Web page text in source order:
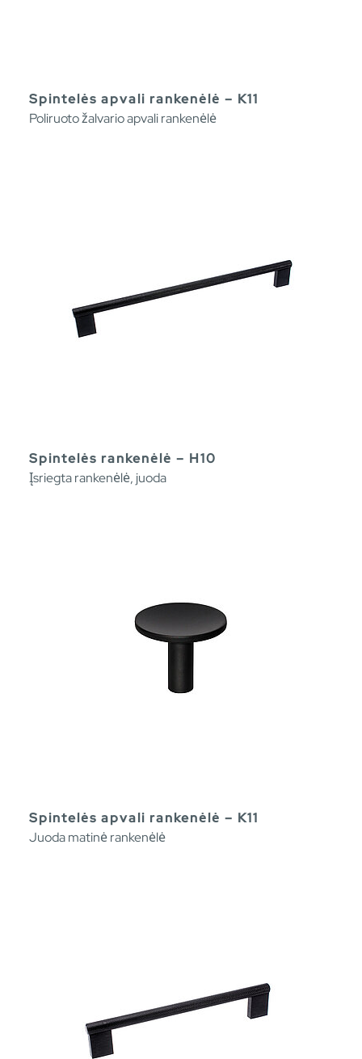
Spintelės apvali rankenėlė – K11
Poliruoto žalvario apvali rankenėlė
Spintelės rankenėlė – H10
Įsriegta rankenėlė, juoda
Spintelės apvali rankenėlė – K11
Juoda matinė rankenėlė